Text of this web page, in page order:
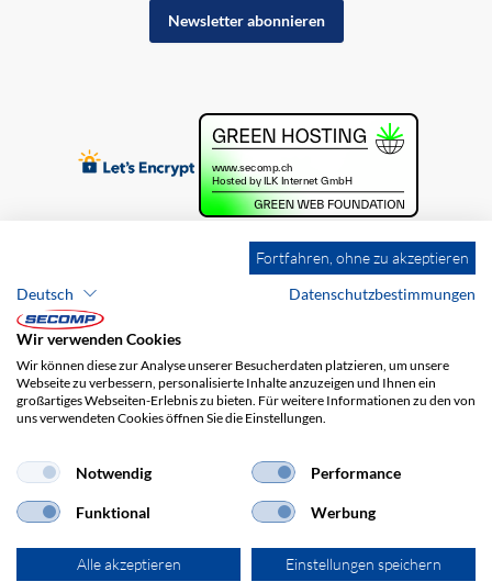
Newsletter abonnieren
Brands Impressum
AGB
Haftungsausschluss
Versandkosten
Fortfahren, ohne zu akzeptieren
Deutsch
Datenschutzbestimmungen
Wir verwenden Cookies
Wir können diese zur Analyse unserer Besucherdaten platzieren, um unsere
Webseite zu verbessern, personalisierte Inhalte anzuzeigen und Ihnen ein
großartiges Webseiten-Erlebnis zu bieten. Für weitere Informationen zu den von
uns verwendeten Cookies öffnen Sie die Einstellungen.
Notwendig Performance
Funktional Werbung
Alle akzeptieren Einstellungen speichern